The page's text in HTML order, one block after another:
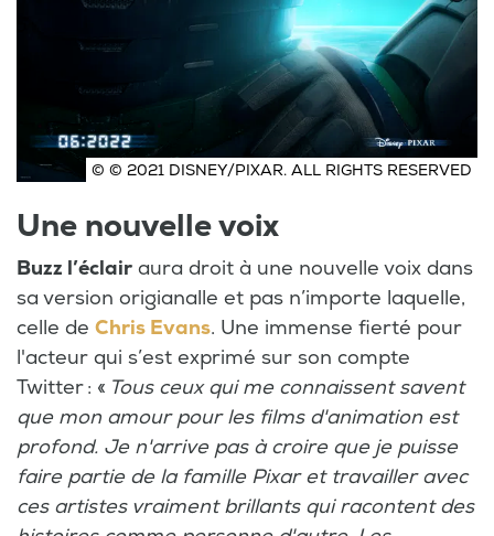
© © 2021 DISNEY/PIXAR. ALL RIGHTS RESERVED
Une nouvelle voix
Buzz l’éclair aura droit à une nouvelle voix dans
sa version origianalle et pas n’importe laquelle,
celle de Chris Evans. Une immense fierté pour
l'acteur qui s’est exprimé sur son compte
Twitter : « Tous ceux qui me connaissent savent
que mon amour pour les films d'animation est
profond. Je n'arrive pas à croire que je puisse
faire partie de la famille Pixar et travailler avec
ces artistes vraiment brillants qui racontent des